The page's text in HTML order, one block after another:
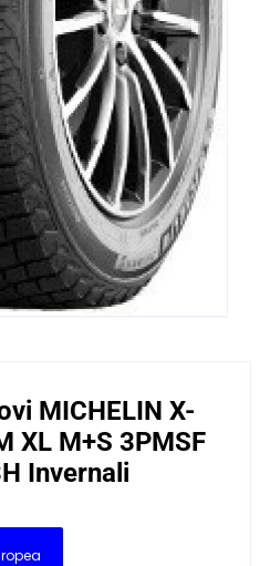
MICHELIN X-
XL M+S 3PMSF
Invernali